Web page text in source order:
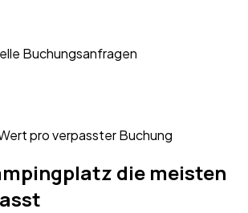
Buchungsanfragen
pro verpasster Buchung
die meisten